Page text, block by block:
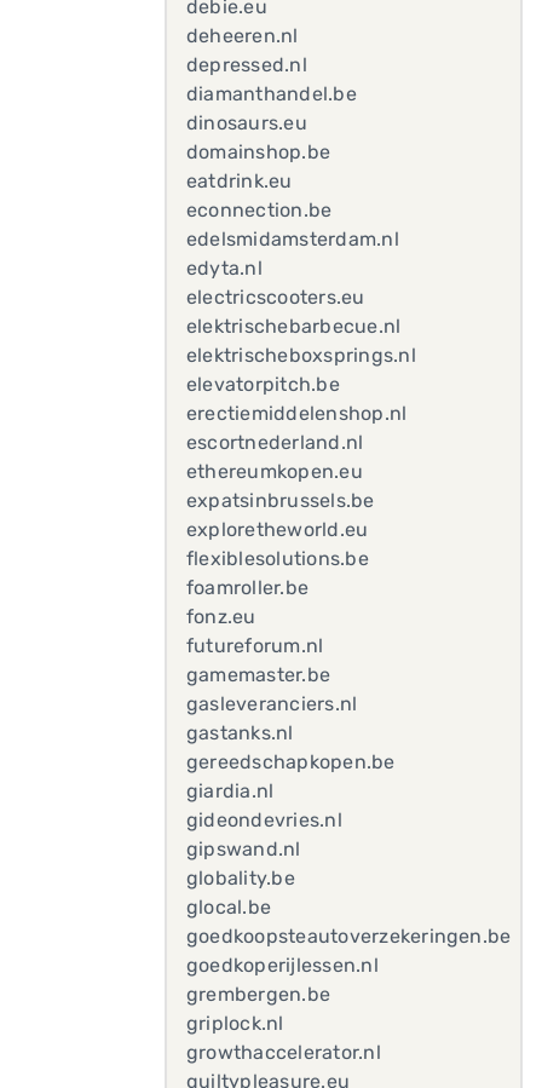
debie.eu
deheeren.nl
depressed.nl
diamanthandel.be
dinosaurs.eu
domainshop.be
eatdrink.eu
econnection.be
edelsmidamsterdam.nl
edyta.nl
electricscooters.eu
elektrischebarbecue.nl
elektrischeboxsprings.nl
elevatorpitch.be
erectiemiddelenshop.nl
escortnederland.nl
ethereumkopen.eu
expatsinbrussels.be
exploretheworld.eu
flexiblesolutions.be
foamroller.be
fonz.eu
futureforum.nl
gamemaster.be
gasleveranciers.nl
gastanks.nl
gereedschapkopen.be
giardia.nl
gideondevries.nl
gipswand.nl
globality.be
glocal.be
goedkoopsteautoverzekeringen.be
goedkoperijlessen.nl
grembergen.be
griplock.nl
growthaccelerator.nl
guiltypleasure.eu